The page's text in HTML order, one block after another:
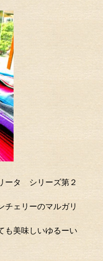
ータ シリーズ第２
チェリーのマルガリ
も美味しいゆるーい